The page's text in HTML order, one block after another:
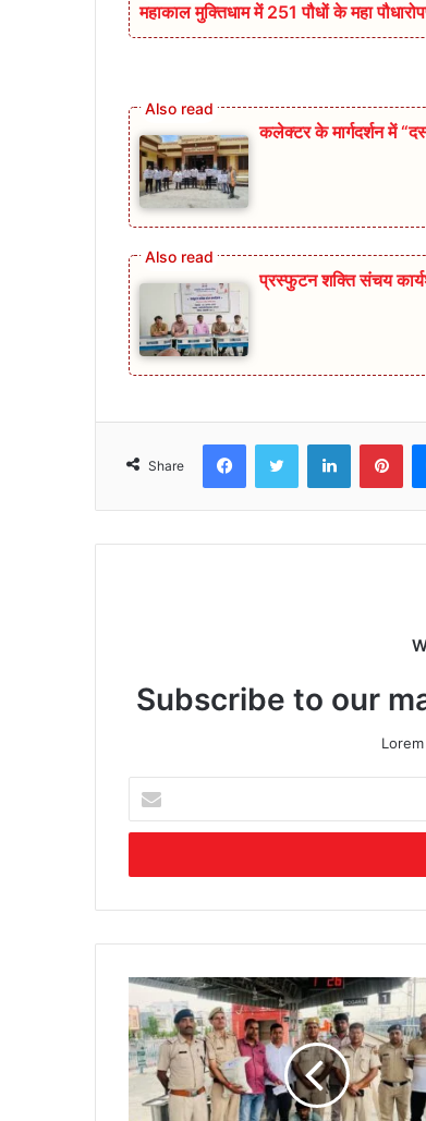
महाकाल मुक्तिधाम में 251 पौधों के महा
कलेक्टर के मार्गदर्शन में
प्रस्फुटन शक्ति संचय
Share
FacebookTwitter LinkedIn
Subscribe to our
your
Email